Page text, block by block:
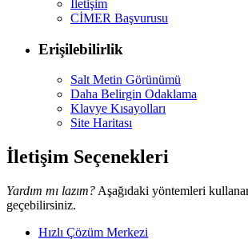
İletişim
CİMER Başvurusu
Erişilebilirlik
Salt Metin Görünümü
Daha Belirgin Odaklama
Klavye Kısayolları
Site Haritası
İletişim Seçenekleri
Yardım mı lazım? Aşağıdaki yöntemleri
geçebilirsiniz.
Hızlı Çözüm Merkezi